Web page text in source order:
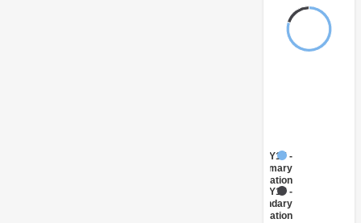
Education
Secondary
Education